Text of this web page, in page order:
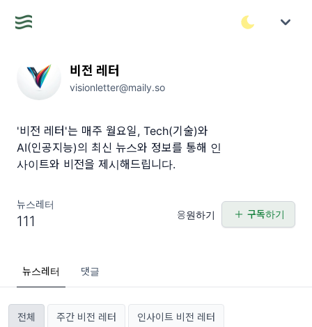
비전 레터
visionletter@maily.so
'비전 레터'는 매주 월요일, Tech(기술)와
AI(인공지능)의 최신 뉴스와 정보를 통해 인
사이트와 비전을 제시해드립니다.
뉴스레터
111 응원하기 구독하기
뉴스레터 댓글
전체 주간 비전 레터 인사이트 비전 레터